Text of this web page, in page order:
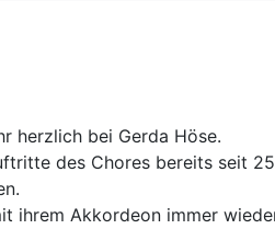
herzlich bei Gerda Höse.
des Chores bereits seit
ihrem Akkordeon immer